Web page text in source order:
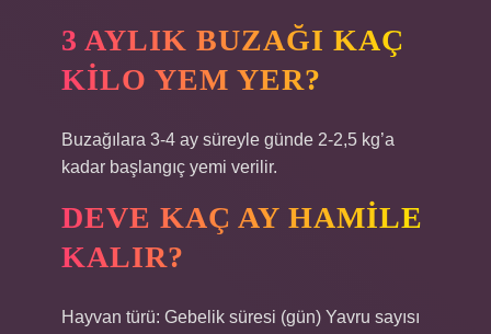
3 AYLIK BUZAĞI KAÇ
KILO YEM YER?
Buzağılara 3-4 ay süreyle günde 2-2,5 kg’a
kadar başlangıç ​​yemi verilir.
DEVE KAÇ AY HAMILE
KALIR?
Hayvan türü: Gebelik süresi (gün) Yavru sayısı